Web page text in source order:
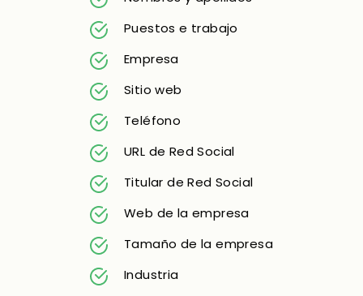
Puestos e trabajo
Empresa
Sitio web
Teléfono
URL de Red Social
Titular de Red Social
Web de la empresa
Tamaño de la empresa
Industria